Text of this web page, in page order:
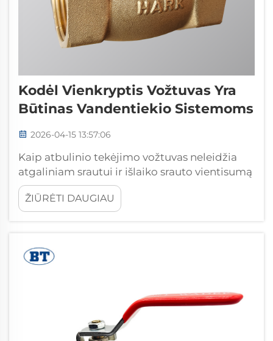
Kodėl Vienkryptis Vožtuvas Yra
Būtinas Vandentiekio Sistemoms
2026-04-15 13:57:06
Kaip atbulinio tekėjimo vožtuvas neleidžia
atgaliniam srautui ir išlaiko srauto vientisumą
Pagrindinis veikimo principas: atsidarymo
slėgis, vienkryptis srautas ir automatinio
uždarymo mechanika Atbulinio tekėjimo
šeimininkas vamzdynų sistemose. Jis atsidaro
tik ...
ŽIŪRĖTI DAUGIAU